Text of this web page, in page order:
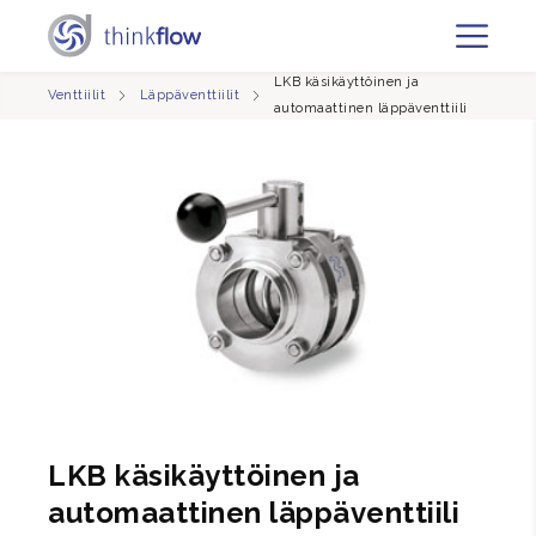
Venttiilit Läppäventtiilit
LKB käsikäyttöinen ja
automaattinen läppäventtiili
LKB käsikäyttöinen ja
automaattinen läppäventtiili